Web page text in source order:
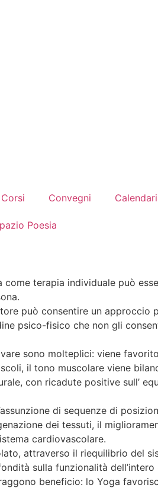
Corsi Convegni
Poesia
come terapia individuale può
può consentire un approccio
psico-fisico che non gli
sono molteplici: viene
il tono muscolare viene
con ricadute positive sull’
di sequenze di
dei tessuti, il
cardiovascolare.
attraverso il riequilibrio del
sulla funzionalità
beneficio: lo Yoga